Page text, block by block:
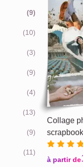
(9)
(10)
(3)
(9)
(4)
(13)
(9)
(11)
Collage
à partir de